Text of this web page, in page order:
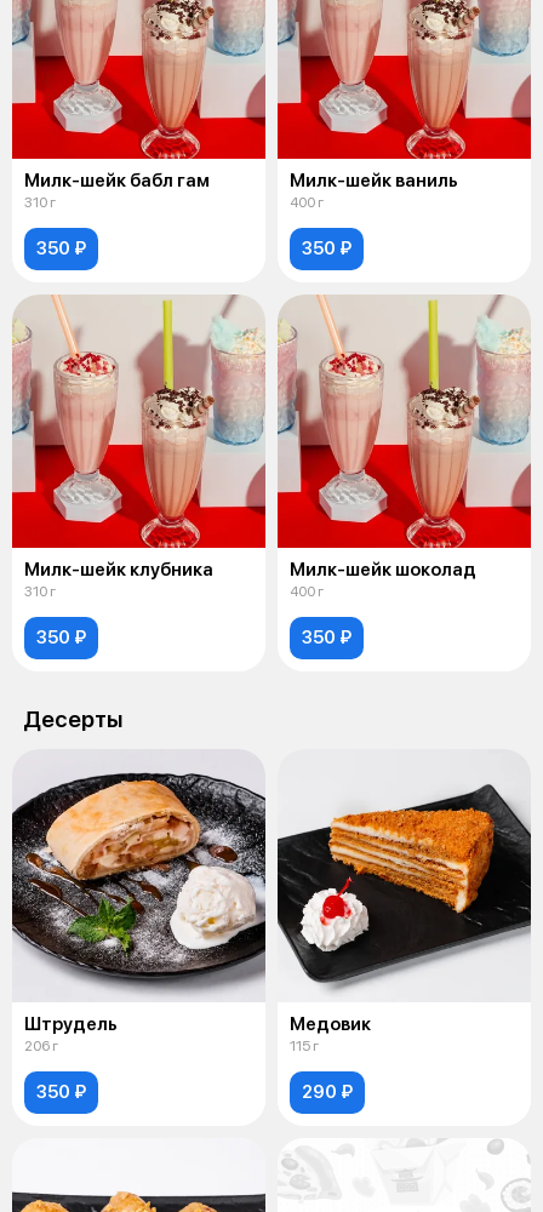
Милк-шейк бабл гам
310 г
350 ₽
Милк-шейк ваниль
400 г
350 ₽
Милк-шейк клубника
310 г
350 ₽
Милк-шейк шоколад
400 г
350 ₽
Десерты
Штрудель
206 г
350 ₽
Медовик
115 г
290 ₽